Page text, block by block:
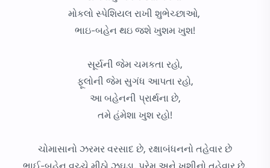
મોકલો સ્પેશિયલ રાખી શુભેચ્છાઓ,
ભાઇ-બહેન થઇ જશે ખુશમ ખુશ!
સૂર્યની જેમ ચમકતા રહો,
ફૂલોની જેમ સુગંધ આપતા રહો,
આ બહેનની પ્રાર્થના છે,
તમે હંમેશા ખુશ રહો!
ચોમાસાનો ઝરમર વરસાદ છે, રક્ષાબંધનનો તહેવાર છે